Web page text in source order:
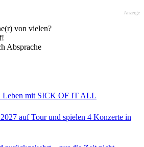
Anzeige
von vielen?
Absprache
Leben mit SICK OF IT ALL
auf Tour und spielen 4 Konzerte in